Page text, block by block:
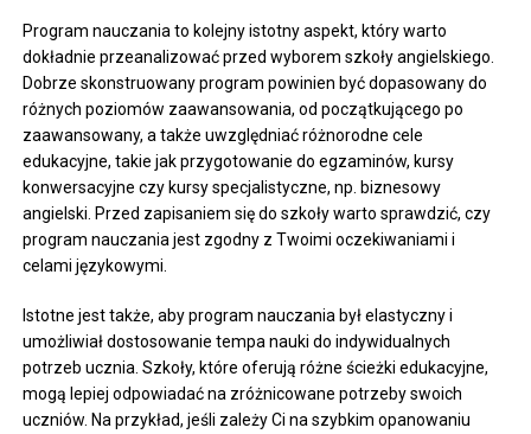
Program nauczania to kolejny istotny aspekt, który warto
dokładnie przeanalizować przed wyborem szkoły angielskiego.
Dobrze skonstruowany program powinien być dopasowany do
różnych poziomów zaawansowania, od początkującego po
zaawansowany, a także uwzględniać różnorodne cele
edukacyjne, takie jak przygotowanie do egzaminów, kursy
konwersacyjne czy kursy specjalistyczne, np. biznesowy
angielski. Przed zapisaniem się do szkoły warto sprawdzić, czy
program nauczania jest zgodny z Twoimi oczekiwaniami i
celami językowymi.
Istotne jest także, aby program nauczania był elastyczny i
umożliwiał dostosowanie tempa nauki do indywidualnych
potrzeb ucznia. Szkoły, które oferują różne ścieżki edukacyjne,
mogą lepiej odpowiadać na zróżnicowane potrzeby swoich
uczniów. Na przykład, jeśli zależy Ci na szybkim opanowaniu